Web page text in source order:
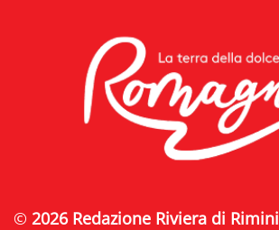
© 2026 Redazione Riviera di Rimini